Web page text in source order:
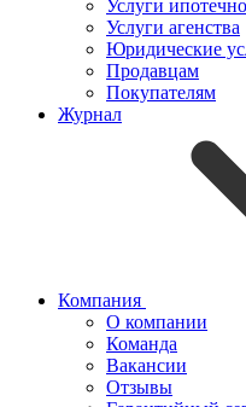
Услуги
Услуги агенства
Юридические
Продавцам
Покупателям
Журнал
Компания
О компании
Команда
Вакансии
Отзывы